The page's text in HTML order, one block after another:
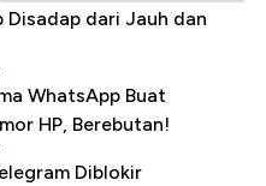
Disadap dari Jauh dan
WhatsApp Buat
HP, Berebutan!
Diblokir